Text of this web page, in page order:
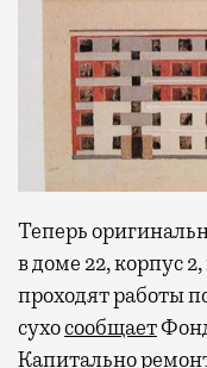
Теперь
в доме 22, корпус
проходят работы
сухосообщает
Капитально